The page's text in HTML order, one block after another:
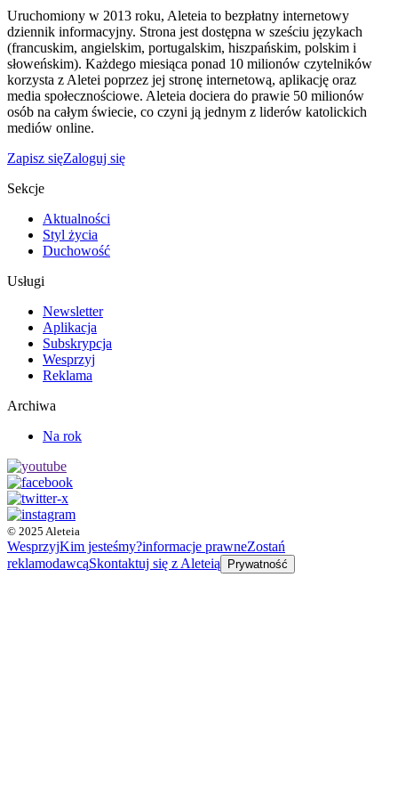
Uruchomiony w 2013 roku, Aleteia to bezpłatny internetowy
dziennik informacyjny. Strona jest dostępna w sześciu językach
(francuskim, angielskim, portugalskim, hiszpańskim, polskim i
słoweńskim). Każdego miesiąca ponad 10 milionów czytelników
korzysta z Aletei poprzez jej stronę internetową, aplikację oraz
media społecznościowe. Aleteia dociera do prawie 50 milionów
osób na całym świecie, co czyni ją jednym z liderów katolickich
mediów online.
Zapisz sięZaloguj się
Sekcje
Aktualności
Styl życia
Duchowość
Usługi
Newsletter
Aplikacja
Subskrypcja
Wesprzyj
Reklama
Archiwa
Na rok
© 2025 Aleteia
WesprzyjKim jesteśmy?informacje prawneZostań
reklamodawcąSkontaktuj się z Aleteią Prywatność